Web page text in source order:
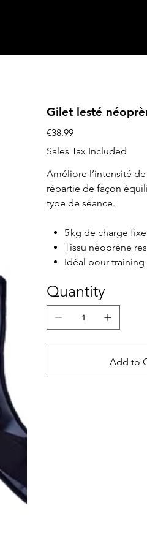
Gilet lesté
Price
€38.99
Sales Tax Included
Améliore l’intensité
répartie de façon
type de séance.
5 kg de charge fixe
Tissu néoprène
Idéal pour
Quantity
Add to